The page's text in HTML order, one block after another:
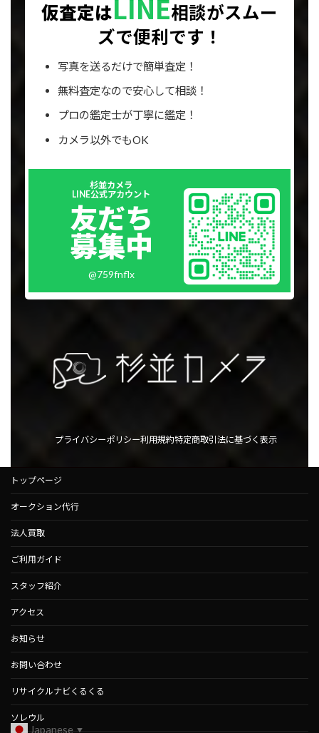
仮査定はLINE相談がスムー
ズで便利です！
写真を送るだけで簡単査定！
無料査定なので安心して相談！
プロの鑑定士が丁寧に鑑定！
カメラ以外でもOK
杉並カメラ
LINE公式アカウント
友だち
募集中
@759fnflx
プライバシーポリシー利用規約特定商取引法に基づく表示
トップページ
オークション代行
法人買取
ご利用ガイド
スタッフ紹介
アクセス
お知らせ
お問い合わせ
リサイクルナビくるくる
ソレウル
Japanese ▼